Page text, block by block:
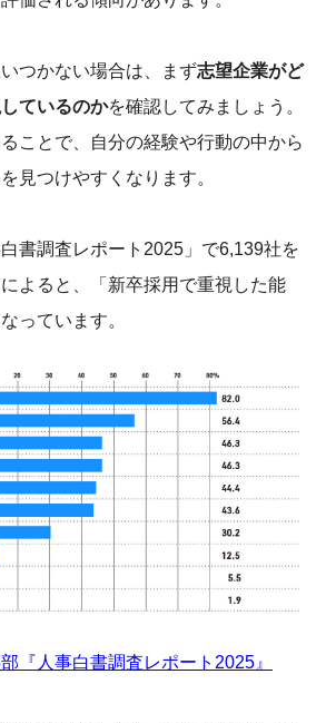
つかない場合は、まず志望企業がど
ているのかを確認してみましょう。
ことで、自分の経験や行動の中から
見つけやすくなります。
書調査レポート2025」で6,139社を
よると、「新卒採用で重視した能
っています。
『人事白書調査レポート2025』